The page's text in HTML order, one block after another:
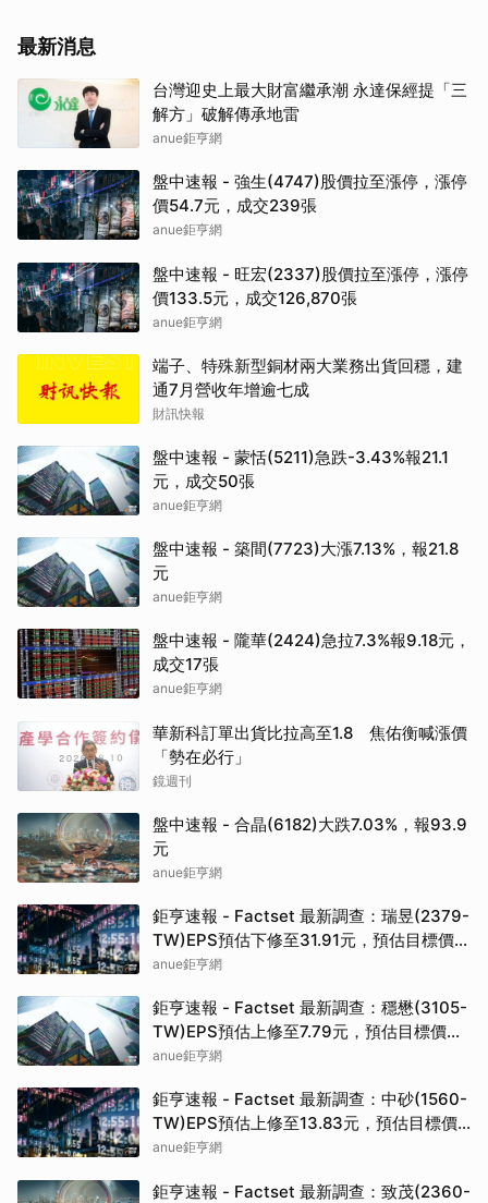
最新消息
台灣迎史上最大財富繼承潮 永達保經提「三
解方」破解傳承地雷
anue鉅亨網
盤中速報 - 強生(4747)股價拉至漲停，漲停
價54.7元，成交239張
anue鉅亨網
盤中速報 - 旺宏(2337)股價拉至漲停，漲停
價133.5元，成交126,870張
anue鉅亨網
端子、特殊新型銅材兩大業務出貨回穩，建
通7月營收年增逾七成
財訊快報
盤中速報 - 蒙恬(5211)急跌-3.43%報21.1
元，成交50張
anue鉅亨網
盤中速報 - 築間(7723)大漲7.13%，報21.8
元
anue鉅亨網
盤中速報 - 隴華(2424)急拉7.3%報9.18元，
成交17張
anue鉅亨網
華新科訂單出貨比拉高至1.8 焦佑衡喊漲價
「勢在必行」
鏡週刊
盤中速報 - 合晶(6182)大跌7.03%，報93.9
元
anue鉅亨網
鉅亨速報 - Factset 最新調查：瑞昱(2379-
TW)EPS預估下修至31.91元，預估目標價為
723.5元
anue鉅亨網
鉅亨速報 - Factset 最新調查：穩懋(3105-
TW)EPS預估上修至7.79元，預估目標價為
395元
anue鉅亨網
鉅亨速報 - Factset 最新調查：中砂(1560-
TW)EPS預估上修至13.83元，預估目標價
為810元
anue鉅亨網
鉅亨速報 - Factset 最新調查：致茂(2360-